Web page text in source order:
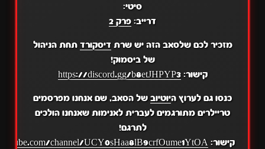
סיטי:
דרייב: פרק 2
מזכיר לכם שלסאב הזה יש שרת דיסקורד תחת הניהול
של ביסמוק!
קישור:https://discord.gg/b8etJHPYP3
כנסו גם לערוץ היוטיובשל הסאב, שם אנחנו מפרסמים
טריילרים מתורגמים לעברית לאנימות שאנחנו הולכים
לתרגם!
קישור: channel/UCY0sHaa8lB9crfOume1YtOA